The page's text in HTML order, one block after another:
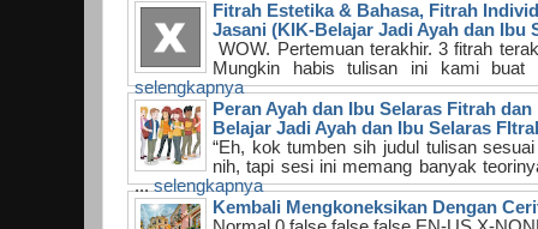
Fitrah Estetika & Bahasa, Fitrah
Jasani (KIK-Belajar Jadi Ayah dan Ibu
WOW. Pertemuan terakhir. 3 fitrah
Mungkin habis tulisan ini kami
selengkapnya
Peran Ayah dan Ibu Selaras Fitrah
Belajar Jadi Ayah dan Ibu Selaras
“Eh, kok tumben sih judul tulisan
nih, tapi sesi ini memang banyak
...selengkapnya
Kembali Mengkoneksikan Dengan